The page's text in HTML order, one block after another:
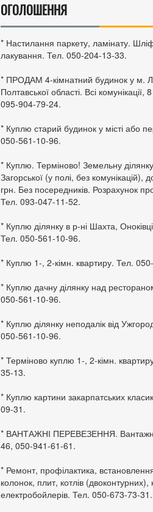
ОГОЛОШЕННЯ
* Настилання паркету, ламінату.
лакування. Тел. 050-204-13-33.
* ПРОДАМ 4-кімнатний будинок у м.
Полтавської області. Всі комунікації,
095-904-79-24.
* Куплю старий будинок у місті або
050-561-10-96.
* Куплю. Терміново! Земельну ділянку
Загорської (у полі, без
грн. Без посередників. Розрахунок
Тел. 093-047-11-52.
* Куплю ділянку в р-ні Шахта,
Тел. 050-561-10-96.
* Куплю 1-, 2-кімн. квартиру. Тел.
* Куплю дачну ділянку над
050-561-10-96.
* Куплю ділянку неподалік від
050-561-10-96.
* Терміново куплю 1-, 2-кімн.
35-13.
* Куплю картини закарпатських
09-31.
* ВАНТАЖНІ ПЕРЕВЕЗЕННЯ.
46, 050-941-61-61.
* Ремонт, профілактика,
колонок, плит, котлів (двоконтурних),
електробойлерів. Тел. 050-673-73-31.